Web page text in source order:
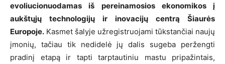
evoliucionuodamas iš pereinamosios ekonomikos į
aukštųjų technologijų ir inovacijų centrą Šiaurės
Europoje. Kasmet šalyje užregistruojami tūkstančiai naujų
įmonių, tačiau tik nedidelė jų dalis sugeba peržengti
pradinį etapą ir tapti tarptautiniu mastu pripažintais,